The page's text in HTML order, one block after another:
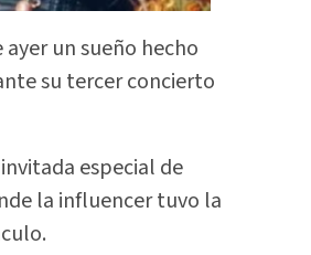
un sueño hecho
su tercer concierto
especial de
la influencer tuvo la